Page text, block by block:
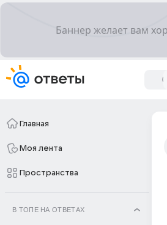
Главная
Моя лента
Пространства
В ТОПЕ НА ОТВЕТАХ